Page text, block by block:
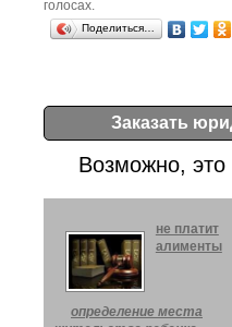
голосах.
Поделиться…
Заказать
Возможно, это
не платит
алименты
определение места